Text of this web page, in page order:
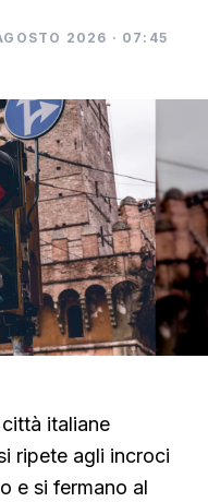
2026 · 07:45
italiane
ripete agli incroci
e si fermano al